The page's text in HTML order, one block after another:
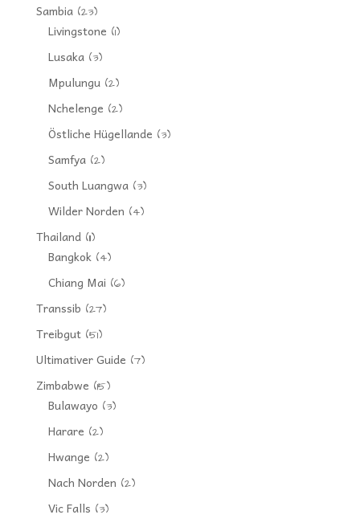
Sambia(23)
Livingstone (1)
Lusaka(3)
Mpulungu(2)
Nchelenge (2)
Östliche Hügellande (3)
Samfya(2)
South Luangwa(3)
Wilder Norden (4)
Thailand(11)
Bangkok(4)
Chiang Mai (6)
Transsib (27)
Treibgut(51)
Ultimativer Guide (7)
Zimbabwe (15)
Bulawayo (3)
Harare (2)
Hwange (2)
Nach Norden (2)
Vic Falls (3)